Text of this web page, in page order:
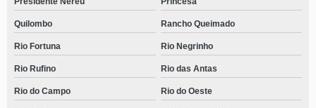
Quilombo Rancho Queimado
Rio Fortuna Rio Negrinho
Rio Rufino Rio das Antas
Rio do Campo Rio do Oeste